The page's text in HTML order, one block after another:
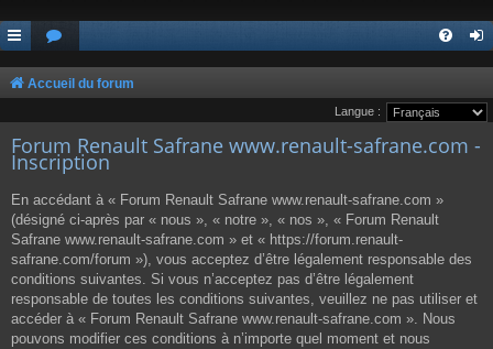
Accueil du forum
Langue :
Forum Renault Safrane www.renault-safrane.com -
Inscription
En accédant à « Forum Renault Safrane www.renault-safrane.com »
(désigné ci-après par « nous », « notre », « nos », « Forum Renault
Safrane www.renault-safrane.com » et « https://forum.renault-
safrane.com/forum »), vous acceptez d’être légalement responsable des
conditions suivantes. Si vous n’acceptez pas d’être légalement
responsable de toutes les conditions suivantes, veuillez ne pas utiliser et
accéder à « Forum Renault Safrane www.renault-safrane.com ». Nous
pouvons modifier ces conditions à n’importe quel moment et nous